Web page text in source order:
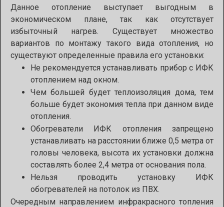
Данное отопление выступает выгодным в
экономическом плане, так как отсутствует
избыточный нагрев. Существует множество
вариантов по монтажу такого вида отопления, но
существуют определенные правила его установки:
Не рекомендуется устанавливать прибор с ИФК
отоплением над окном.
Чем большей будет теплоизоляция дома, тем
больше будет экономия тепла при данном виде
отопления.
Обогреватели ИФК отопления запрещено
устанавливать на расстоянии ближе 0,5 метра от
головы человека, высота их установки должна
составлять более 2,4 метра от основания пола.
Нельзя проводить установку ИФК
обогревателей на потолок из ПВХ.
Очередным направлением инфракрасного топления